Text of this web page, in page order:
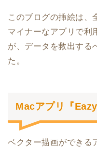
このブログの挿絵は、
マイナーなアプリで利
が、データを救出する
た。
Macアプリ『
ベクター描画ができる